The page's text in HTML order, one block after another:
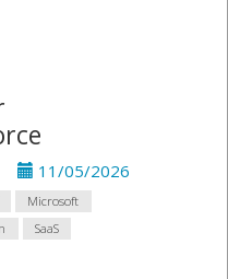
11/05/2026
Microsoft
SaaS